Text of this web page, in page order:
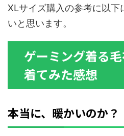
XLサイズ購入の参考に以下
いと思います。
ゲーミング着る
着てみた感想
本当に、暖かいのか？